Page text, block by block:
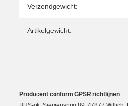
Verzendgewicht:
Artikelgewicht:
Producent conform GPSR richtlijnen